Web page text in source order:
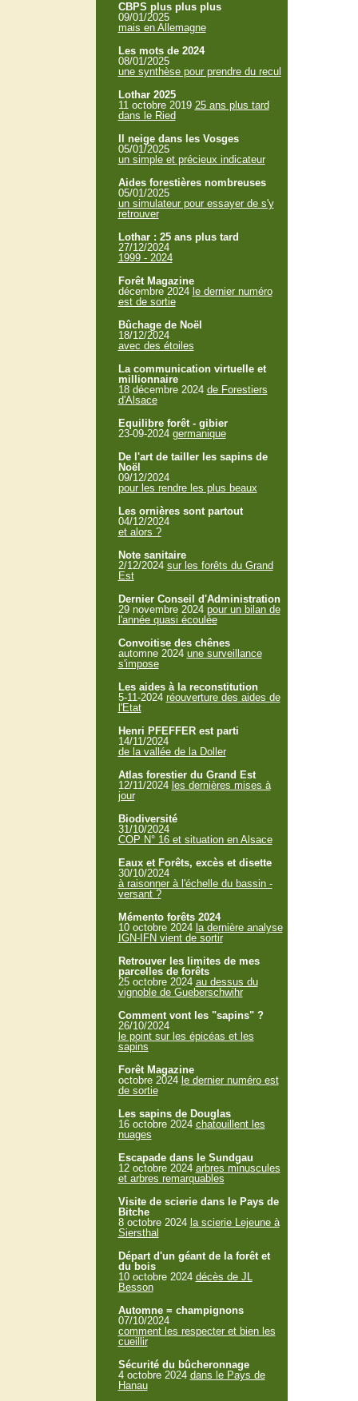
CBPS plus plus plus
09/01/2025
mais en Allemagne
Les mots de 2024
08/01/2025
une synthèse pour prendre du recul
Lothar 2025
11 octobre 2019 25 ans plus tard
dans le Ried
Il neige dans les Vosges
05/01/2025
un simple et précieux indicateur
Aides forestières nombreuses
05/01/2025
un simulateur pour essayer de s'y
retrouver
Lothar : 25 ans plus tard
27/12/2024
1999 - 2024
Forêt Magazine
décembre 2024 le dernier numéro
est de sortie
Bûchage de Noël
18/12/2024
avec des étoiles
La communication virtuelle et
millionnaire
18 décembre 2024 de Forestiers
d'Alsace
Equilibre forêt - gibier
23-09-2024 germanique
De l'art de tailler les sapins de
Noël
09/12/2024
pour les rendre les plus beaux
Les ornières sont partout
04/12/2024
et alors ?
Note sanitaire
2/12/2024 sur les forêts du Grand
Est
Dernier Conseil d'Administration
29 novembre 2024 pour un bilan de
l'année quasi écoulée
Convoitise des chênes
automne 2024 une surveillance
s'impose
Les aides à la reconstitution
5-11-2024 réouverture des aides de
l'Etat
Henri PFEFFER est parti
14/11/2024
de la vallée de la Doller
Atlas forestier du Grand Est
12/11/2024 les dernières mises à
jour
Biodiversité
31/10/2024
COP N° 16 et situation en Alsace
Eaux et Forêts, excès et disette
30/10/2024
à raisonner à l'échelle du bassin -
versant ?
Mémento forêts 2024
10 octobre 2024 la dernière analyse
IGN-IFN vient de sortir
Retrouver les limites de mes
parcelles de forêts
25 octobre 2024 au dessus du
vignoble de Gueberschwihr
Comment vont les "sapins" ?
26/10/2024
le point sur les épicéas et les
sapins
Forêt Magazine
octobre 2024 le dernier numéro est
de sortie
Les sapins de Douglas
16 octobre 2024 chatouillent les
nuages
Escapade dans le Sundgau
12 octobre 2024 arbres minuscules
et arbres remarquables
Visite de scierie dans le Pays de
Bitche
8 octobre 2024 la scierie Lejeune à
Siersthal
Départ d'un géant de la forêt et
du bois
10 octobre 2024 décès de JL
Besson
Automne = champignons
07/10/2024
comment les respecter et bien les
cueillir
Sécurité du bûcheronnage
4 octobre 2024 dans le Pays de
Hanau